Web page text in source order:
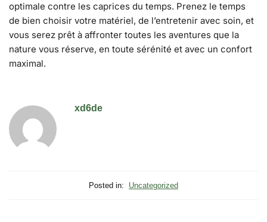
optimale contre les caprices du temps. Prenez le temps
de bien choisir votre matériel, de l’entretenir avec soin, et
vous serez prêt à affronter toutes les aventures que la
nature vous réserve, en toute sérénité et avec un confort
maximal.
xd6de
Posted in: Uncategorized